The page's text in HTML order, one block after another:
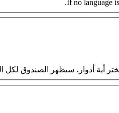
If no language
تختر أية أدوار، سيظهر الصندوق